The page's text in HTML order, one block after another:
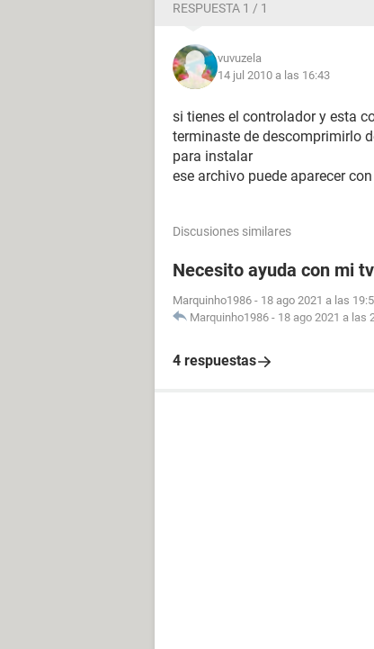
RESPUESTA 1 / 1
vuvuzela
14 jul 2010 a las 16:43
si tienes el controlador y esta
terminaste de descomprimirlo
para instalar
ese archivo puede aparecer
Discusiones similares
Necesito ayuda con mi
Marquinho1986 - 18 ago 2021 a las
Marquinho1986 - 18 ago 2021 a las
4 respuestas